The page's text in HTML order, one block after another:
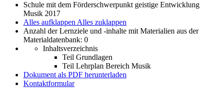
Schule mit dem Förderschwerpunkt geistige Entwicklung
Musik 2017
Alles aufklappen Alles zuklappen
Anzahl der Lernziele und -inhalte mit Materialien aus der
Materialdatenbank: 0
Inhaltsverzeichnis
Teil Grundlagen
Teil Lehrplan Bereich Musik
Dokument als PDF herunterladen
Kontaktformular